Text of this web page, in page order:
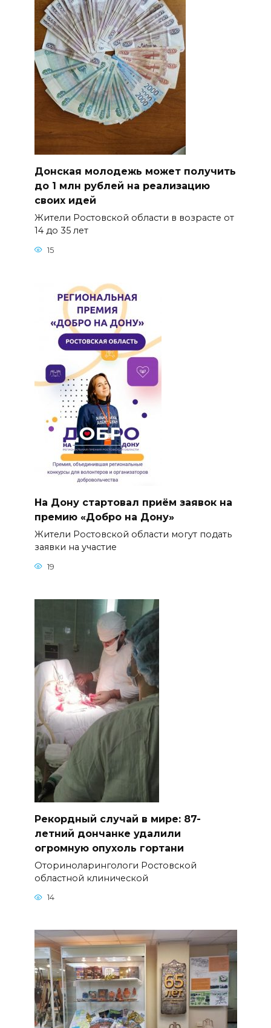
Донская молодежь может получить
до 1 млн рублей на реализацию
своих идей
Жители Ростовской области в возрасте от
14 до 35 лет
15
На Дону стартовал приём заявок на
премию «Добро на Дону»
Жители Ростовской области могут подать
заявки на участие
19
Рекордный случай в мире: 87-
летний дончанке удалили
огромную опухоль гортани
Оториноларингологи Ростовской
областной клинической
14